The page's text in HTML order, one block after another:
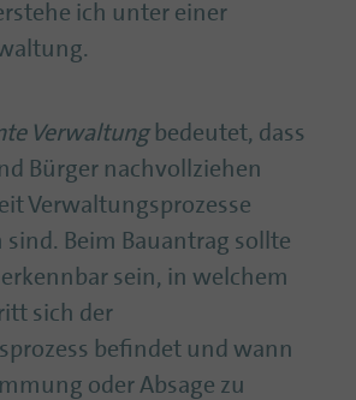
ich unter einer
Verwaltungbedeutet, dass
Bürger nachvollziehen
Verwaltungsprozesse
Beim Bauantrag sollte
sein, in welchem
sich der
befindet und wann
oder Absage zu